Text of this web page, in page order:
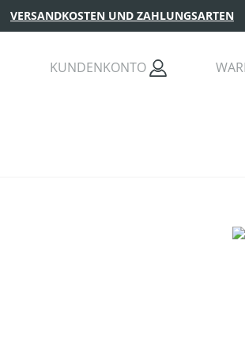
VERSANDKOSTEN UND ZAHLUNGSARTEN
KUNDENKONTO